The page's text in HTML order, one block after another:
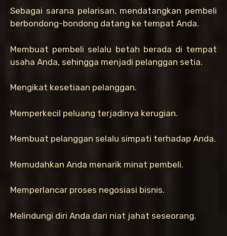
Sebagai sarana pelarisan, mendatangkan pembeli
berbondong-bondong datang ke tempat Anda.
Membuat pembeli selalu betah berada di tempat
usaha Anda, sehingga menjadi pelanggan setia.
Mengikat kesetiaan pelanggan.
Memperkecil peluang terjadinya kerugian.
Membuat pelanggan selalu simpati terhadap Anda.
Memudahkan Anda menarik minat pembeli.
Memperlancar proses negosiasi bisnis.
Melindungi diri Anda dari niat jahat seseorang.